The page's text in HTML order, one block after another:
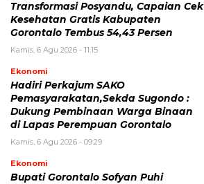
Transformasi Posyandu, Capaian Cek
Kesehatan Gratis Kabupaten
Gorontalo Tembus 54,43 Persen
Kamis, 6 Agu 2026 - 11:15
Ekonomi
Hadiri Perkajum SAKO
Pemasyarakatan,Sekda Sugondo :
Dukung Pembinaan Warga Binaan
di Lapas Perempuan Gorontalo
Kamis, 6 Agu 2026 - 09:29
Ekonomi
Bupati Gorontalo Sofyan Puhi